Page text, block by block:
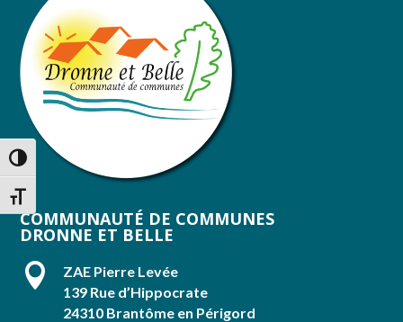
Passer en contraste élevé
Changer la taille de la police
COMMUNAUTÉ DE COMMUNES
DRONNE ET BELLE

ZAE Pierre Levée
139 Rue d’Hippocrate
24310 Brantôme en Périgord